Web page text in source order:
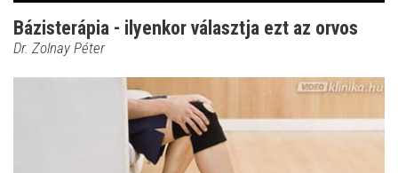
Bázisterápia - ilyenkor választja ezt az orvos
Dr. Zolnay Péter